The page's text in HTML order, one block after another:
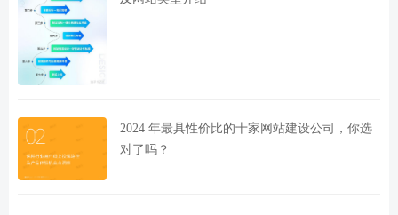
2024 年最具性价比的十家网站建设公司，你选
对了吗？